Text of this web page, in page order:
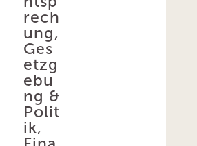
rech
ung,
Ges
etzg
ebu
ng &
Polit
ik,